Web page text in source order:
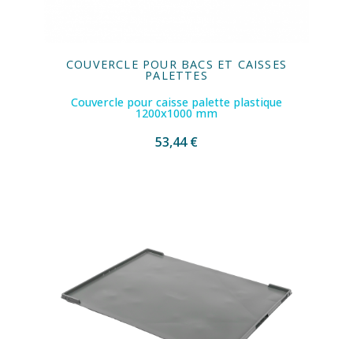
COUVERCLE POUR BACS ET CAISSES
PALETTES
Couvercle pour caisse palette plastique
1200x1000 mm
53,44 €